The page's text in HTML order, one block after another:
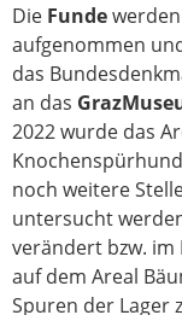
Die Funde
aufgenommen
das
an das
2022 wurde das
noch weitere
untersucht
verändert bzw.
auf dem Areal
Spuren der Lager